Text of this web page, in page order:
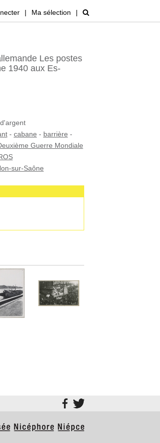
| Ma sélection |
Les postes
1940 aux Es-
- cabane - barrière -
Guerre Mondiale
sur-Saône